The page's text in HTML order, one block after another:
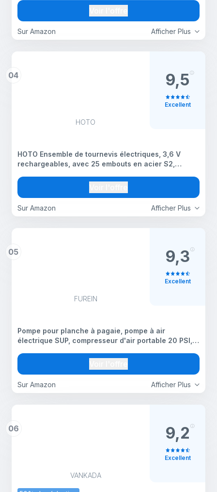
Afficher Plus
Sur Amazon
04
HOTO
Afficher Plus
Sur Amazon
HOTO Ensemble de tournevis électriques, 3,6 V
rechargeables, avec 25 embouts en acier S2,
lumière LED, design tout-en-un, 1500 mAh 800 fois,
chargement USB-C
9,5
Excellent
05
FUREIN
Afficher Plus
Sur Amazon
Pompe pour planche à pagaie, pompe à air
électrique SUP, compresseur d'air portable 20 PSI,
automatique avec allume-cigare de voiture 12V DC
pour
9,3
Excellent
06
VANKADA
9,2
Excellent